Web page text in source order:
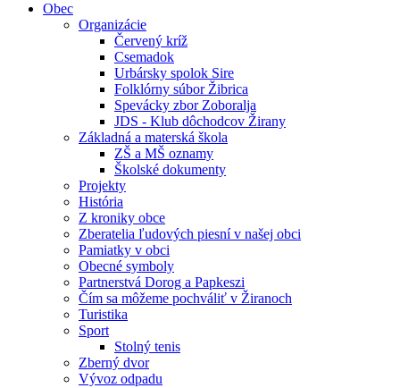
Obec
Organizácie
Červený kríž
Csemadok
Urbársky spolok Sire
Folklórny súbor Žibrica
Spevácky zbor Zoboralja
JDS - Klub dôchodcov Žirany
Základná a materská škola
ZŠ a MŠ oznamy
Školské dokumenty
Projekty
História
Z kroniky obce
Zberatelia ľudových piesní v našej obci
Pamiatky v obci
Obecné symboly
Partnerstvá Dorog a Papkeszi
Čím sa môžeme pochváliť v Žiranoch
Turistika
Sport
Stolný tenis
Zberný dvor
Vývoz odpadu